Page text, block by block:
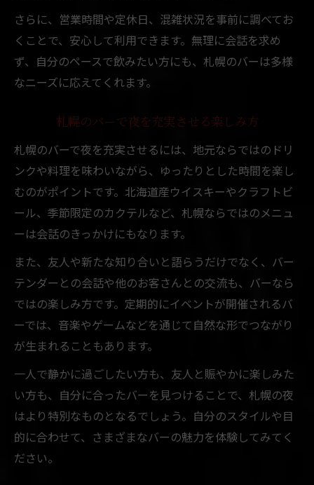
さらに、営業時間や定休日、混雑状況を事前に調べてお
くことで、安心して利用できます。無理に会話を求め
ず、自分のペースで飲みたい方にも、札幌のバーは多様
なニーズに応えてくれます。
札幌のバーで夜を充実させる楽しみ方
札幌のバーで夜を充実させるには、地元ならではのドリ
ンクや料理を味わいながら、ゆったりとした時間を楽し
むのがポイントです。北海道産ウイスキーやクラフトビ
ール、季節限定のカクテルなど、札幌ならではのメニュ
ーは会話のきっかけにもなります。
また、友人や新たな知り合いと語らうだけでなく、バー
テンダーとの会話や他のお客さんとの交流も、バーなら
ではの楽しみ方です。定期的にイベントが開催されるバ
ーでは、音楽やゲームなどを通じて自然な形でつながり
が生まれることもあります。
一人で静かに過ごしたい方も、友人と賑やかに楽しみた
い方も、自分に合ったバーを見つけることで、札幌の夜
はより特別なものとなるでしょう。自分のスタイルや目
的に合わせて、さまざまなバーの魅力を体験してみてく
ださい。